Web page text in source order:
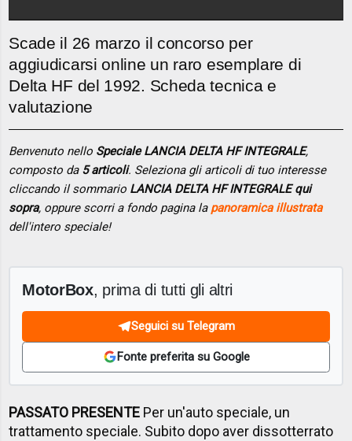
Scade il 26 marzo il concorso per
aggiudicarsi online un raro esemplare di
Delta HF del 1992. Scheda tecnica e
valutazione
Benvenuto nello Speciale LANCIA DELTA HF INTEGRALE,
composto da 5 articoli. Seleziona gli articoli di tuo interesse
cliccando il sommario LANCIA DELTA HF INTEGRALE qui
sopra, oppure scorri a fondo pagina la panoramica illustrata
dell'intero speciale!
MotorBox, prima di tutti gli altri
Seguici su Telegram
Fonte preferita su Google
PASSATO PRESENTE Per un'auto speciale, un
trattamento speciale. Subito dopo aver dissotterrato